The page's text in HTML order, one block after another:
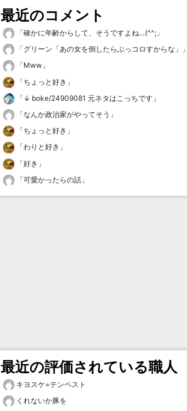
最近のコメント
「確かに年齢からして、そうですよね…(^^; 」
「グリーン「あの女を倒したらぶっコロすからな」
」
「Mww 」
「ちょっと好き 」
「 ↓ boke/24909081 元ネタはこっちです 」
「なんか政治家がやってそう 」
「ちょっと好き 」
「わりと好き 」
「好き 」
「可愛かったらの話 」
最近の評価されている職人
キヨスケ=テンペスト
くれないか豚を